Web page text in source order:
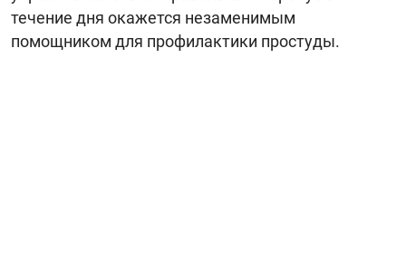
течение дня окажется незаменимым
помощником для профилактики простуды.